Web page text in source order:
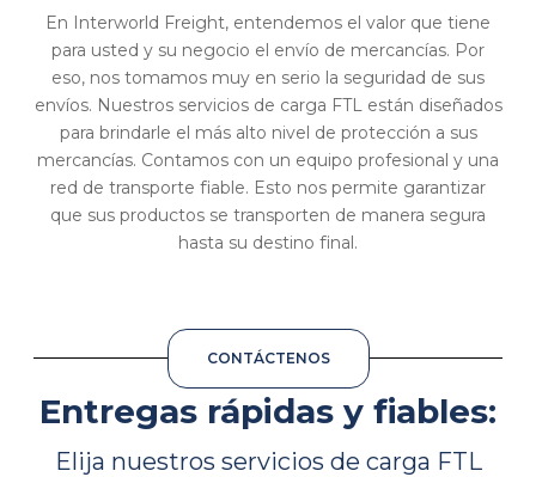
En Interworld Freight, entendemos el valor que tiene
para usted y su negocio el envío de mercancías. Por
eso, nos tomamos muy en serio la seguridad de sus
envíos. Nuestros servicios de carga FTL están diseñados
para brindarle el más alto nivel de protección a sus
mercancías. Contamos con un equipo profesional y una
red de transporte fiable. Esto nos permite garantizar
que sus productos se transporten de manera segura
hasta su destino final.
CONTÁCTENOS
Entregas rápidas y fiables:
Elija nuestros servicios de carga FTL